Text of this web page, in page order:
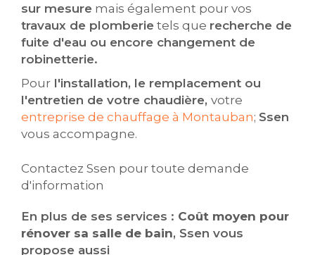
sur mesure mais également pour vos
travaux de plomberie tels que recherche de
fuite d'eau ou encore changement de
robinetterie.
Pour l'installation, le remplacement ou
l'entretien de votre chaudière, votre
entreprise de chauffage à Montauban; Ssen
vous accompagne.
Contactez Ssen pour toute demande
d'information
En plus de ses services : Coût moyen pour
rénover sa salle de bain, Ssen vous
propose aussi